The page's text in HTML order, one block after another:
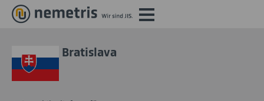
Bratislava